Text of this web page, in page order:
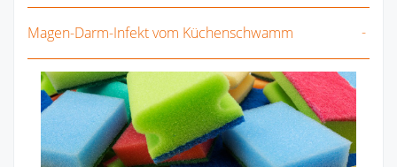
Magen-Darm-Infekt vom Küchenschwamm